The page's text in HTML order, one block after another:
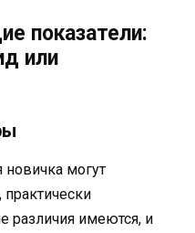
показатели:
или
новичка могут
различия имеются, и